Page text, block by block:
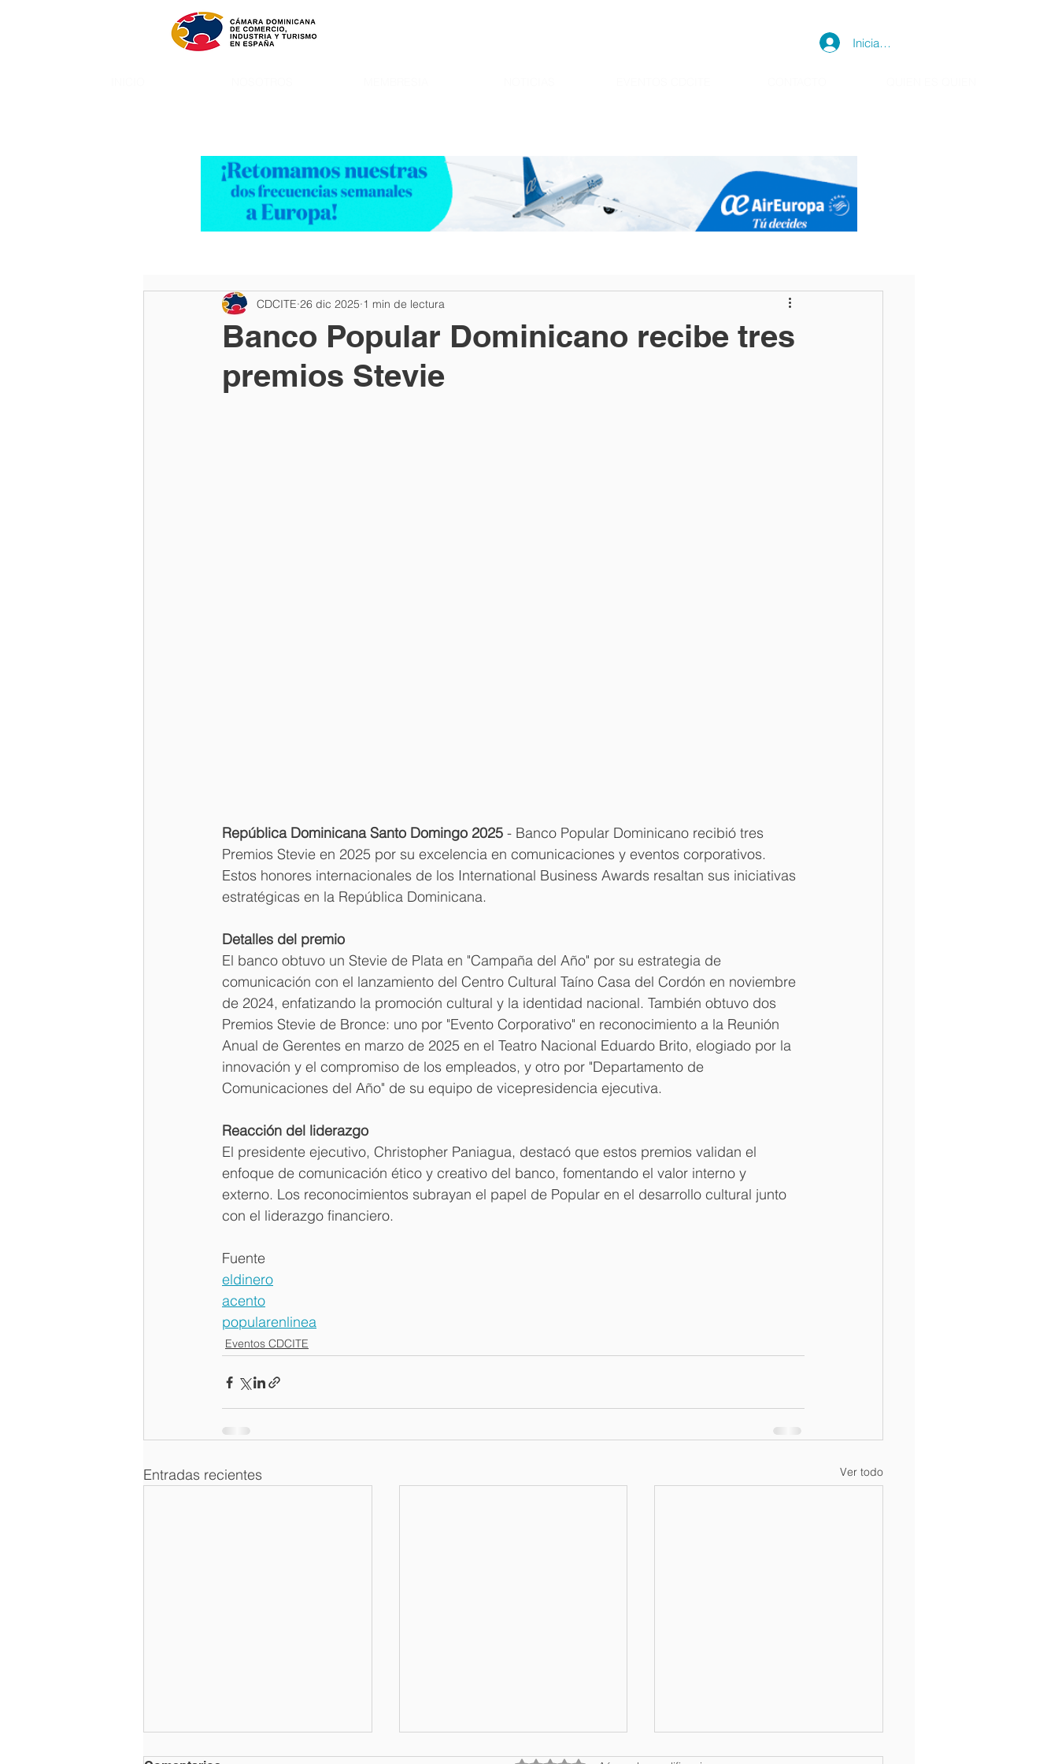
Iniciar sesión
Banco Popular Dominicano recibe tres
premios Stevie
CDCITE 26 dic 2025 1 min de lectura
República Dominicana Santo Domingo 2025 - Banco Popular Dominicano recibió tres
Premios Stevie en 2025 por su excelencia en comunicaciones y eventos corporativos.
Estos honores internacionales de los International Business Awards resaltan sus iniciativas
estratégicas en la República Dominicana.
Detalles del premio
El banco obtuvo un Stevie de Plata en "Campaña del Año" por su estrategia de
comunicación con el lanzamiento del Centro Cultural Taíno Casa del Cordón en noviembre
de 2024, enfatizando la promoción cultural y la identidad nacional. También obtuvo dos
Premios Stevie de Bronce: uno por "Evento Corporativo" en reconocimiento a la Reunión
Anual de Gerentes en marzo de 2025 en el Teatro Nacional Eduardo Brito, elogiado por la
innovación y el compromiso de los empleados, y otro por "Departamento de
Comunicaciones del Año" de su equipo de vicepresidencia ejecutiva.
Reacción del liderazgo
El presidente ejecutivo, Christopher Paniagua, destacó que estos premios validan el
enfoque de comunicación ético y creativo del banco, fomentando el valor interno y
externo. Los reconocimientos subrayan el papel de Popular en el desarrollo cultural junto
con el liderazgo financiero.
Fuente
eldinero
acento
popularenlinea
Eventos CDCITE
Entradas recientes Ver todo